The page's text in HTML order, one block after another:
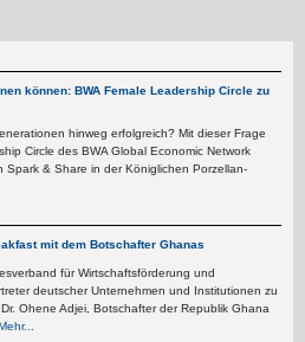
können: BWA Female Leadership Circle zu
hinweg erfolgreich? Mit dieser Frage
Circle des BWA Global Economic Network
Spark & Share in der Königlichen Porzellan-
mit dem Botschafter Ghanas
für Wirtschaftsförderung und
deutscher Unternehmen und Institutionen zu
Ohene Adjei, Botschafter der Republik Ghana